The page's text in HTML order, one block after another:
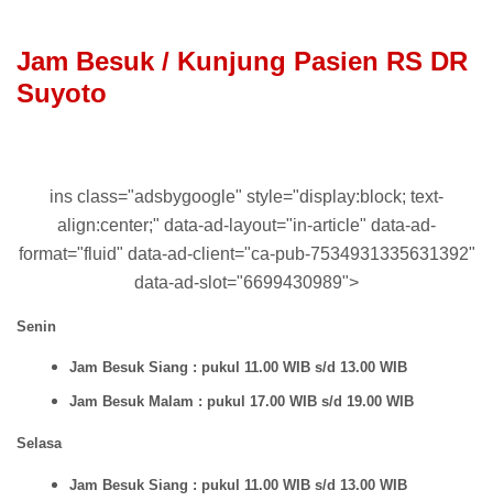
Jam Besuk / Kunjung Pasien RS DR
Suyoto
ins class="adsbygoogle" style="display:block; text-
align:center;" data-ad-layout="in-article" data-ad-
format="fluid" data-ad-client="ca-pub-7534931335631392"
data-ad-slot="6699430989">
Senin
Jam Besuk Siang : pukul 11.00 WIB s/d 13.00 WIB
Jam Besuk Malam : pukul 17.00 WIB s/d 19.00 WIB
Selasa
Jam Besuk Siang : pukul 11.00 WIB s/d 13.00 WIB